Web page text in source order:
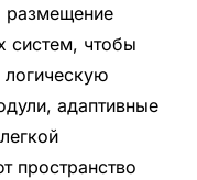
размещение
систем, чтобы
логическую
адаптивные
пространство